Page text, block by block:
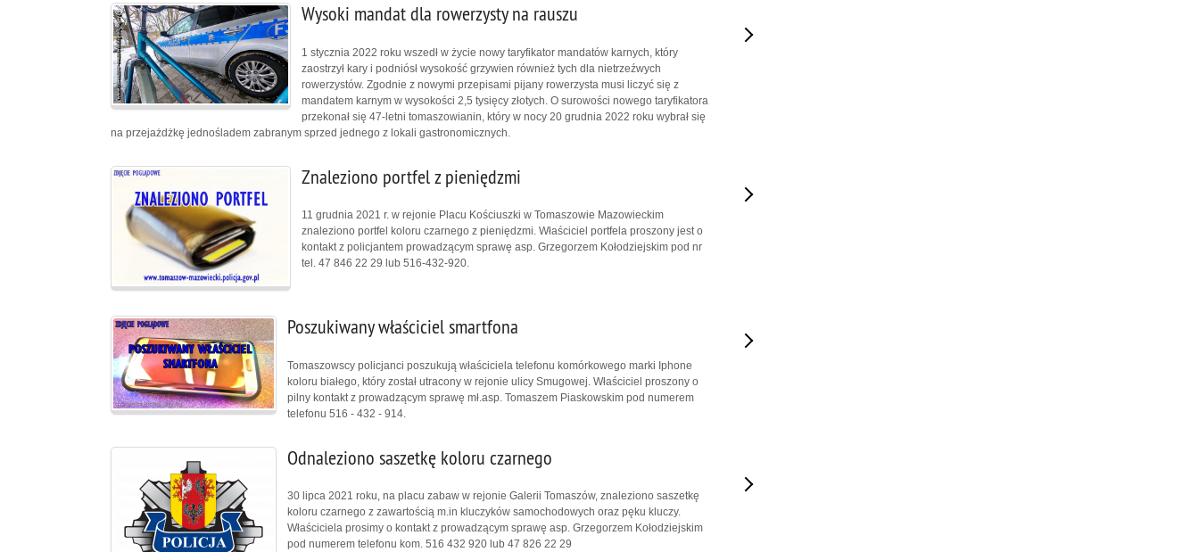
Wysoki mandat dla rowerzysty na rauszu
1 stycznia 2022 roku wszedł w życie nowy taryfikator mandatów karnych, który
zaostrzył kary i podniósł wysokość grzywien również tych dla nietrzeźwych
rowerzystów. Zgodnie z nowymi przepisami pijany rowerzysta musi liczyć się z
mandatem karnym w wysokości 2,5 tysięcy złotych. O surowości nowego taryfikatora
przekonał się 47-letni tomaszowianin, który w nocy 20 grudnia 2022 roku wybrał się
na przejażdżkę jednośladem zabranym sprzed jednego z lokali gastronomicznych.
Znaleziono portfel z pieniędzmi
11 grudnia 2021 r. w rejonie Placu Kościuszki w Tomaszowie Mazowieckim
znaleziono portfel koloru czarnego z pieniędzmi. Właściciel portfela proszony jest o
kontakt z policjantem prowadzącym sprawę asp. Grzegorzem Kołodziejskim pod nr
tel. 47 846 22 29 lub 516-432-920.
Poszukiwany właściciel smartfona
Tomaszowscy policjanci poszukują właściciela telefonu komórkowego marki Iphone
koloru białego, który został utracony w rejonie ulicy Smugowej. Właściciel proszony o
pilny kontakt z prowadzącym sprawę mł.asp. Tomaszem Piaskowskim pod numerem
telefonu 516 - 432 - 914.
Odnaleziono saszetkę koloru czarnego
30 lipca 2021 roku, na placu zabaw w rejonie Galerii Tomaszów, znaleziono saszetkę
koloru czarnego z zawartością m.in kluczyków samochodowych oraz pęku kluczy.
Właściciela prosimy o kontakt z prowadzącym sprawę asp. Grzegorzem Kołodziejskim
pod numerem telefonu kom. 516 432 920 lub 47 826 22 29